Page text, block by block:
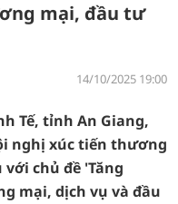
mại, đầu tư
14/10/2025 19:00
Tế, tỉnh An Giang,
nghị xúc tiến thương
chủ đề 'Tăng
mại, dịch vụ và đầu